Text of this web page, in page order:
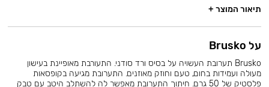
תיאור המוצר +
על Brusko
Brusko תערובת העשויה על בסיס ורד סודני. התעורבת מאופיינת בעישון
מעולה ועמידות בחום, טעם וחוזק מאוזנים. התערובת מגיעה בקופסאות
פלסטיק של 50 גרם. חיתוך התערובת מאפשר לה להשתלב היטב עם טבק